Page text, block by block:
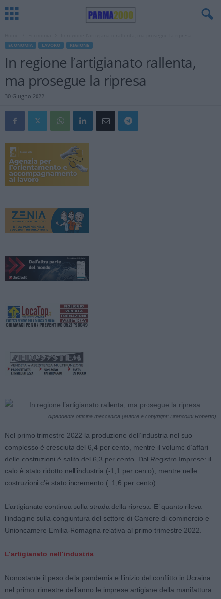
ECONOMIA LAVORO REGIONE
In regione l’artigianato rallenta,
ma prosegue la ripresa
30 Giugno 2022
dipendente officina meccanica (autore e copyright: Brancolini Roberto)
Nel primo trimestre 2022 la produzione dell’industria nel suo
complesso è cresciuta del 6,4 per cento, mentre il volume d’affari
delle costruzioni è salito del 6,3 per cento. Dal Registro Imprese: il
calo è stato ridotto nell’industria (-1,1 per cento), mentre nelle
costruzioni c’è stato incremento (+1,6 per cento).
L’artigianato continua sulla strada della ripresa. E’ quanto rileva
l’indagine sulla congiuntura del settore di Camere di commercio e
Unioncamere Emilia-Romagna relativa al primo trimestre 2022.
L’artigianato nell’industria
Nonostante il peso della pandemia e l’inizio del conflitto in Ucraina
nel primo trimestre dell’anno le imprese artigiane della manifattura